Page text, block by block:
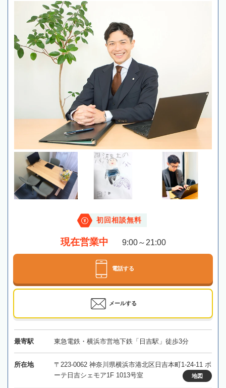
初回相談無料
現在営業中 9:00～21:00
電話する
メールする
最寄駅 東急電鉄・横浜市営地下鉄「日吉駅」徒歩3分
所在地
〒223-0062 神奈川県横浜市港北区日吉本町1-24-11 ボ
ーテ日吉シェモア1F 1013号室
地図